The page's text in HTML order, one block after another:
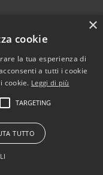
•Accesso redazione
×
cookie
la tua esperienza di
a tutti i cookie
cookie. Leggi di più
TARGETING
TUTTO